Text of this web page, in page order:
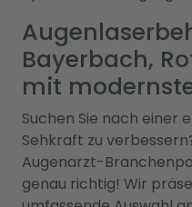
Bayerbach,
mit
Suchen Sie nach einer
Sehkraft zu
Augenarzt-
genau richtig! Wir